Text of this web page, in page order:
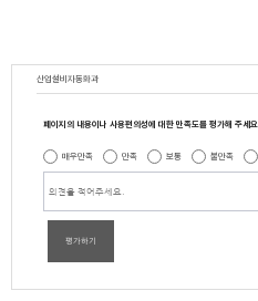
산업설비자동화과
페이지의 내용이나 사용편의성에 대한 만족도를 평가해 주세요.
매우만족 만족 보통 불만족
평가하기